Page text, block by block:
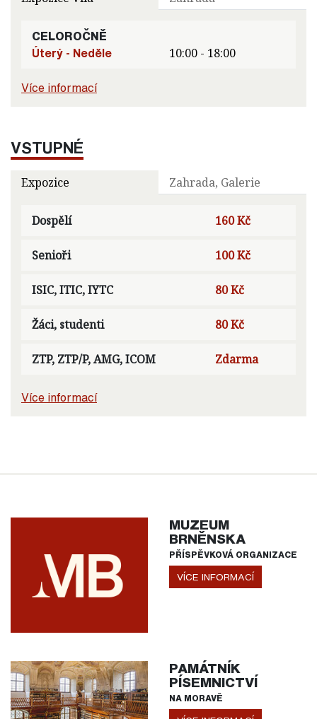
CELOROČNĚ
Úterý - Neděle
10:00 - 18:00
Více informací
VSTUPNÉ
Expozice Zahrada, Galerie
Dospělí 160 Kč
Senioři 100 Kč
ISIC, ITIC, IYTC 80 Kč
Žáci, studenti 80 Kč
ZTP, ZTP/P, AMG, ICOM Zdarma
Více informací
MUZEUM
BRNĚNSKA
PŘÍSPĚVKOVÁ ORGANIZACE
VÍCE INFORMACÍ
PAMÁTNÍK
PÍSEMNICTVÍ
NA MORAVĚ